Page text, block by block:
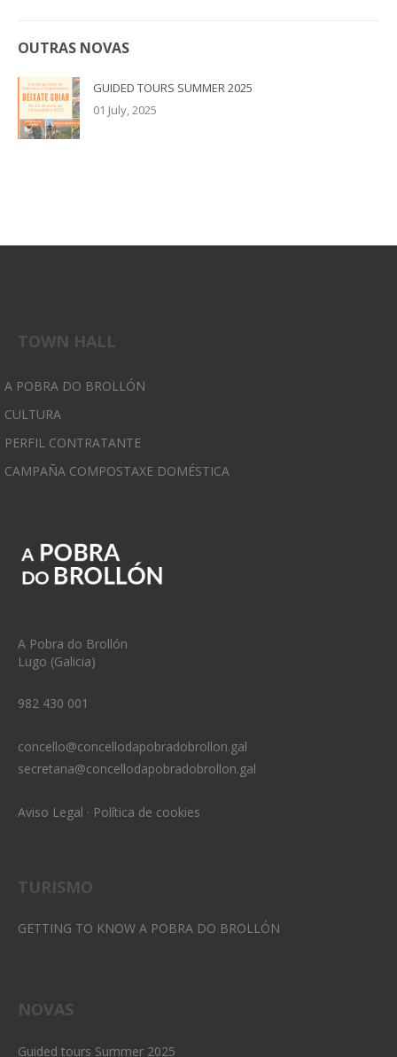
OUTRAS NOVAS
GUIDED TOURS SUMMER 2025
01 July, 2025
TOWN HALL
A POBRA DO BROLLÓN
CULTURA
PERFIL CONTRATANTE
CAMPAÑA COMPOSTAXE DOMÉSTICA
A Pobra do Brollón
Lugo (Galicia)
982 430 001
concello@concellodapobradobrollon.gal
secretaria@concellodapobradobrollon.gal
Aviso Legal · Política de cookies
TURISMO
GETTING TO KNOW A POBRA DO BROLLÓN
NOVAS
Guided tours Summer 2025